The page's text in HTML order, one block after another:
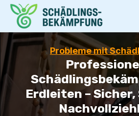
Probleme mit
Erdleiten – Sicher,